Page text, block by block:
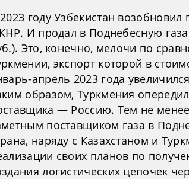
году Узбекистан возобновил
И продал в Поднебесную
Это, конечно, мелочи по
экспорт которой в
апрель 2023 года
образом, Туркмения
— Россию. Тем не менее
поставщиком газа в
наряду с Казахстаном и
своих планов по
логистических цепочек